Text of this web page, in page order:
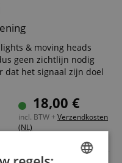
& moving heads
geen zichtlijn nodig
dat het signaal zijn doel
18,00 €
incl. BTW + Verzendkosten
(NL)